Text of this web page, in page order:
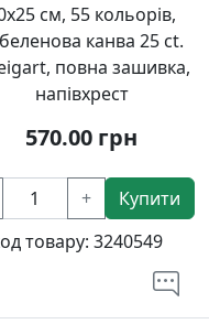
см, 55 кольорів,
канва 25 ct.
повна зашивка,
напівхрест
570.00 грн
+
Купити
товару: 3240549